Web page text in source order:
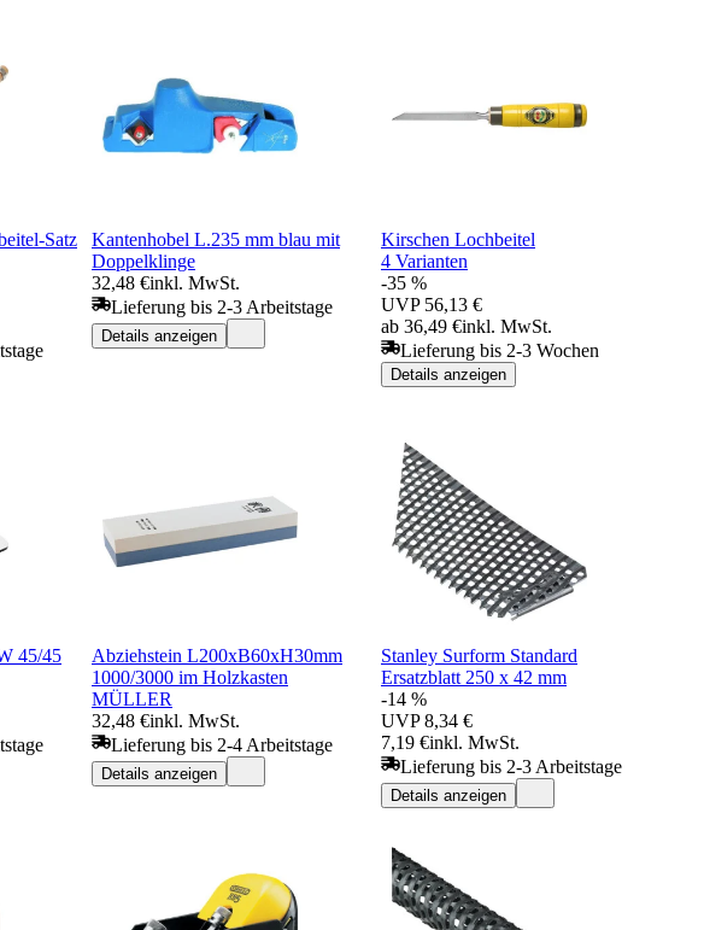
Satz
Kantenhobel L.235 mm blau mit
Doppelklinge
32,48 €inkl. MwSt.
Lieferung bis 2-3 Arbeitstage
Details anzeigen
Kirschen Lochbeitel
4 Varianten
-35 %
UVP 56,13 €
ab 36,49 €inkl. MwSt.
Lieferung bis 2-3 Wochen
Details anzeigen
45/45
Abziehstein L200xB60xH30mm
1000/3000 im Holzkasten
MÜLLER
32,48 €inkl. MwSt.
Lieferung bis 2-4 Arbeitstage
Details anzeigen
Stanley Surform Standard
Ersatzblatt 250 x 42 mm
-14 %
UVP 8,34 €
7,19 €inkl. MwSt.
Lieferung bis 2-3 Arbeitstage
Details anzeigen